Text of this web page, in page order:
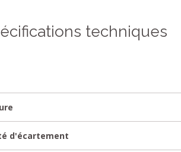
techniques
d'écartement